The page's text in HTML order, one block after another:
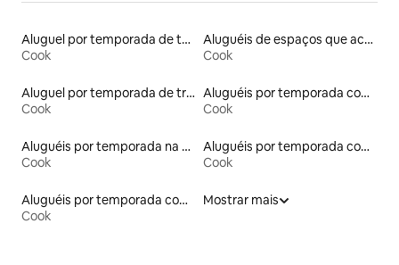
Aluguel por temporada de townhouses
Cook
Aluguéis de espaços que aceitam animais de estimação
Cook
Aluguel por temporada de trailers
Cook
Aluguéis por temporada com banheiro para PCD
Cook
Aluguéis por temporada na orla
Cook
Aluguéis por temporada com suítes privativas
Cook
Aluguéis por temporada com sauna
Cook
Mostrar mais